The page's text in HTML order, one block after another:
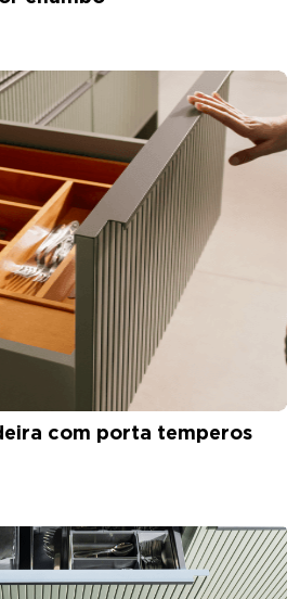
com porta temperos